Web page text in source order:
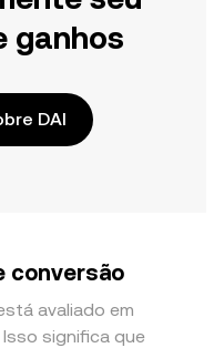
ganhos
DAI
conversão
avaliado em
significa que